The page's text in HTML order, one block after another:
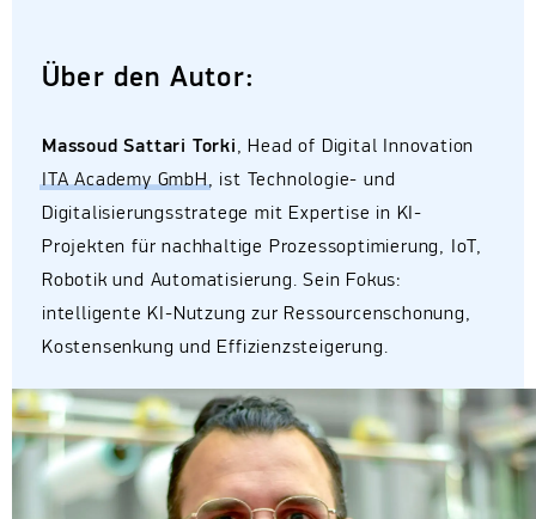
Über den Autor:
Massoud Sattari Torki, Head of Digital Innovation
ITA Academy GmbH, ist Technologie- und
Digitalisierungsstratege mit Expertise in KI-
Projekten für nachhaltige Prozessoptimierung, IoT,
Robotik und Automatisierung. Sein Fokus:
intelligente KI-Nutzung zur Ressourcenschonung,
Kostensenkung und Effizienzsteigerung.